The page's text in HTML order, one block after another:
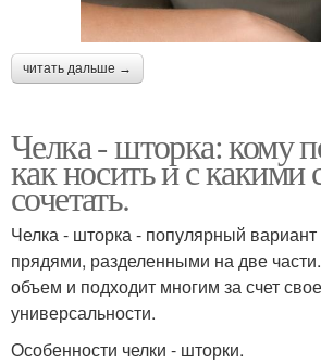
читать дальше →
Челка - шторка: кому
как носить и с
сочетать.
Челка - шторка - популярный
прядями, разделенными на две
объем и подходит многим за счет
универсальности.
Особенности челки - шторки.